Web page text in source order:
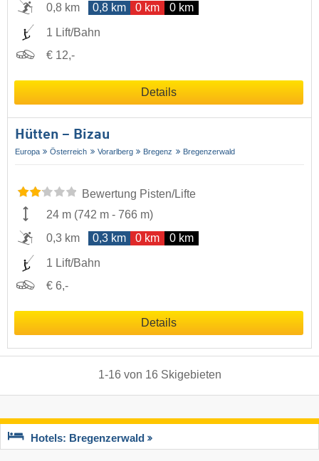
0,8 km
0,8 km 0 km 0 km
1 Lift/Bahn
€ 12,-
Details
Hütten – Bizau
Europa Österreich Vorarlberg Bregenz Bregenzerwald
Bewertung Pisten/Lifte
24 m (742 m - 766 m)
0,3 km
0,3 km 0 km 0 km
1 Lift/Bahn
€ 6,-
Details
1-16 von 16 Skigebieten
Hotels: Bregenzerwald